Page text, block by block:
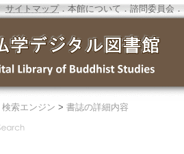
サイトマップ．本館について ． 諮問委員会 ．
検索エンジン > 書誌の詳細内容